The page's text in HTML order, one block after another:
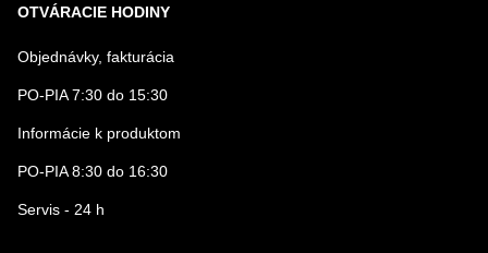
OTVÁRACIE HODINY
Objednávky, fakturácia
PO-PIA 7:30 do 15:30
Informácie k produktom
PO-PIA 8:30 do 16:30
Servis - 24 h